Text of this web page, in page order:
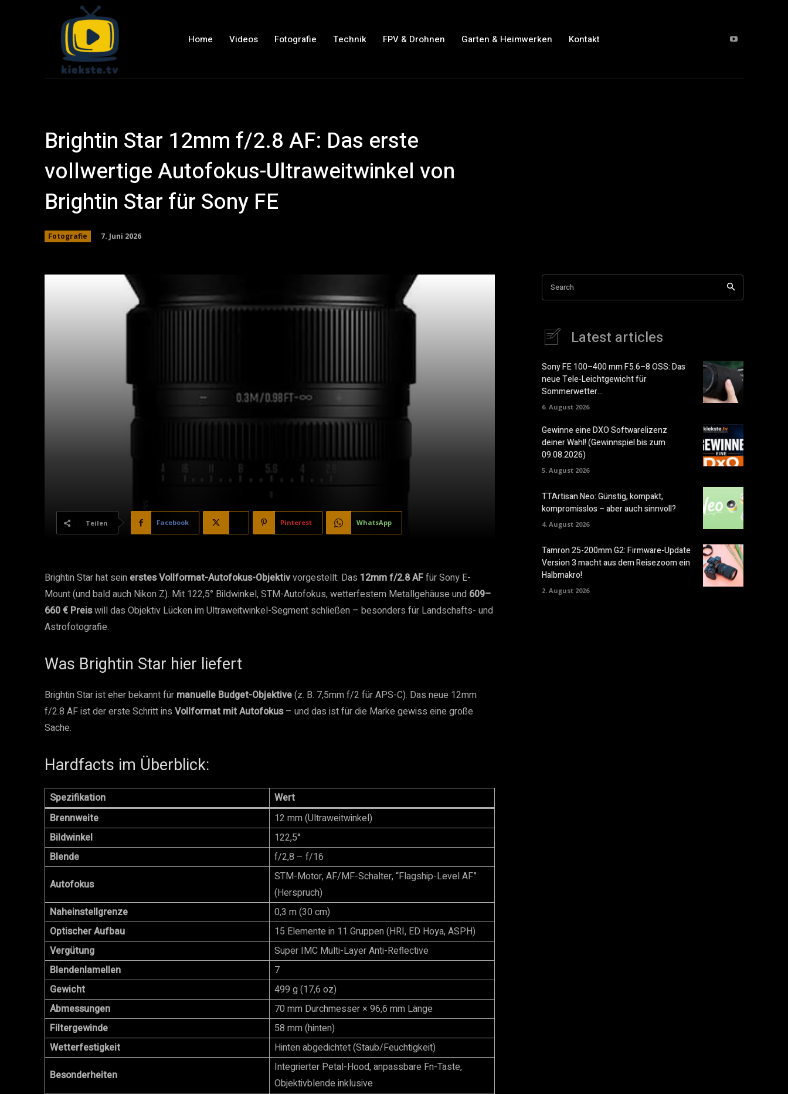
Home Videos Fotografie Technik FPV & Drohnen Garten & Heimwerken Kontakt
Brightin Star 12mm f/2.8 AF: Das erste
vollwertige Autofokus-Ultraweitwinkel von
Brightin Star für Sony FE
Fotografie 7. Juni 2026
Teilen Facebook Pinterest WhatsApp
Brightin Star hat sein erstes Vollformat-Autofokus-Objektivvorgestellt: Das 12mm f/2.8 AFfür Sony E-
Mount (und bald auch Nikon Z). Mit 122,5° Bildwinkel, STM-Autofokus, wetterfestem Metallgehäuse und 609–
660 € Preiswill das Objektiv Lücken im Ultraweitwinkel-Segment schließen – besonders für Landschafts- und
Astrofotografie.
Was Brightin Star hier liefert
Brightin Star ist eher bekannt für manuelle Budget-Objektive(z. B. 7,5mm f/2 für APS-C). Das neue 12mm
f/2.8 AF ist der erste Schritt ins Vollformat mit Autofokus– und das ist für die Marke gewiss eine große
Sache.
Hardfacts im Überblick:
Spezifikation
Wert
Brennweite
12 mm (Ultraweitwinkel)
Bildwinkel
122,5°
Blende
f/2,8 – f/16
Autofokus
STM-Motor, AF/MF-Schalter, “Flagship-Level AF”
(Herspruch)
Naheinstellgrenze
0,3 m (30 cm)
Optischer Aufbau
15 Elemente in 11 Gruppen (HRI, ED Hoya, ASPH)
Vergütung
Super IMC Multi-Layer Anti-Reflective
Blendenlamellen
7
Gewicht
499 g (17,6 oz)
Abmessungen
70 mm Durchmesser × 96,6 mm Länge
Filtergewinde
58 mm (hinten)
Wetterfestigkeit
Hinten abgedichtet (Staub/Feuchtigkeit)
Besonderheiten
Integrierter Petal-Hood, anpassbare Fn-Taste,
Objektivblende inklusive
Search
Latest articles
Sony FE 100–400 mm F5.6–8 OSS: Das
neue Tele-Leichtgewicht für
Sommerwetter…
6. August 2026
Gewinne eine DXO Softwarelizenz
deiner Wahl! (Gewinnspiel bis zum
09.08.2026)
5. August 2026
TTArtisan Neo: Günstig, kompakt,
kompromisslos – aber auch sinnvoll?
4. August 2026
Tamron 25-200mm G2: Firmware-Update
Version 3 macht aus dem Reisezoom ein
Halbmakro!
2. August 2026